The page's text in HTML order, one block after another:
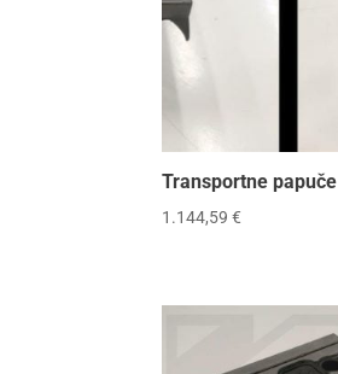
Transportne papuče
1.144,59€